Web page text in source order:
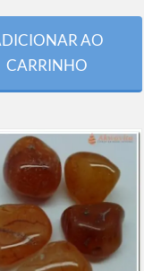
AO
CARRINHO